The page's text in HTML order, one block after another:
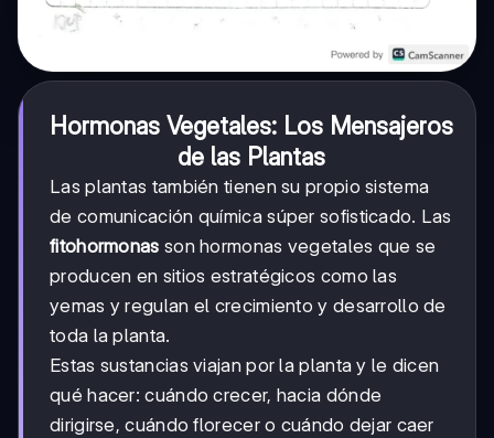
Hormonas Vegetales: Los Mensajeros
de las Plantas
Las plantas también tienen su propio sistema
de comunicación química súper sofisticado. Las
fitohormonas son hormonas vegetales que se
producen en sitios estratégicos como las
yemas y regulan el crecimiento y desarrollo de
toda la planta.
Estas sustancias viajan por la planta y le dicen
qué hacer: cuándo crecer, hacia dónde
dirigirse, cuándo florecer o cuándo dejar caer